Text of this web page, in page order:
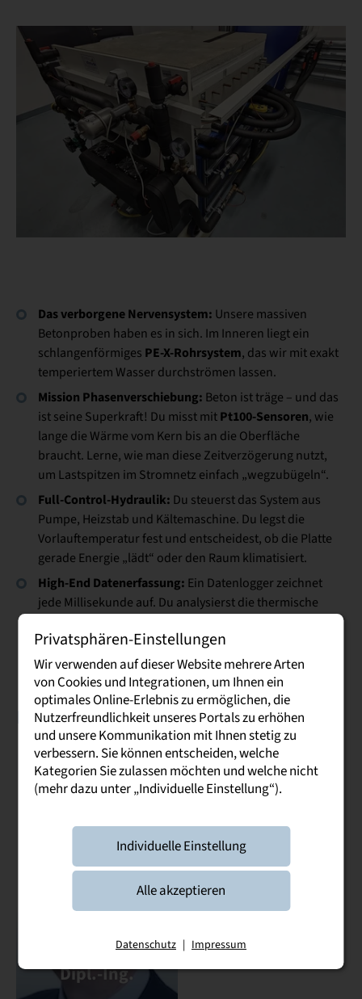
Das verborgene Nervensystem: Unsere massiven
Betonproben haben es in sich. Im Inneren liegt ein
schlangenförmiges PE-X-Rohrsystem, das wir mit exakt
temperiertem Wasser durchströmen lassen.
Mission Phasenverschiebung: Beton ist träge – und das
ist seine Superkraft! Du misst mit Pt100-Sensoren, wie
lange die Wärme vom Kern bis an die Oberfläche
braucht. Lerne, wie man diese Zeitverzögerung nutzt,
um Lastspitzen im Stromnetz einfach „wegzubügeln“.
Full-Control-Hydraulik: Du steuerst das System aus
Pumpe, Heizstab und Kältemaschine. Du legst die
Vorlauftemperatur fest und entscheidest, ob die Platte
gerade Energie „lädt“ oder den Raum klimatisiert.
High-End Datenerfassung: Ein Datenlogger zeichnet
jede Millisekunde auf. Du analysierst die thermische
Leistung (W/m²)des Bauteils.
Ihr Ansprechpartner
Dipl.-Ing.
Privatsphären-Einstellungen
Wir verwenden auf dieser Website mehrere Arten
von Cookies und Integrationen, um Ihnen ein
optimales Online-Erlebnis zu ermöglichen, die
Nutzerfreundlichkeit unseres Portals zu erhöhen
und unsere Kommunikation mit Ihnen stetig zu
verbessern. Sie können entscheiden, welche
Kategorien Sie zulassen möchten und welche nicht
(mehr dazu unter „Individuelle Einstellung“).
Individuelle Einstellung
Alle akzeptieren
Datenschutz | Impressum